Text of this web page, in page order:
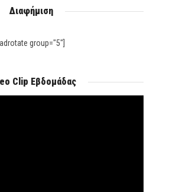
Διαφήμιση
group="5"]
Clip Εβδομάδας